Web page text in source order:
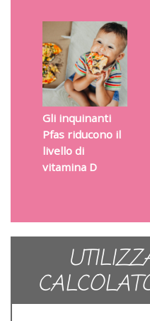
Gli inquinanti
Pfas riducono il
livello di
vitamina D